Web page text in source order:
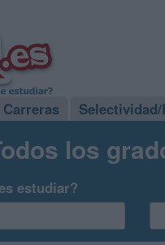
Carreras Selectividad/
los
estudiar?